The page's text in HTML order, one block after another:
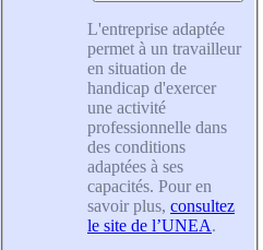
L'entreprise adaptée
permet à un travailleur
en situation de
handicap d'exercer
une activité
professionnelle dans
des conditions
adaptées à ses
capacités. Pour en
savoir plus, consultez
le site de l’UNEA.